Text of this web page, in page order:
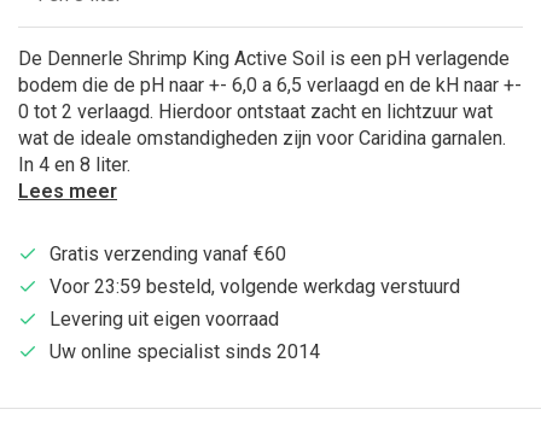
De Dennerle Shrimp King Active Soil is een pH verlagende
bodem die de pH naar +- 6,0 a 6,5 verlaagd en de kH naar +-
0 tot 2 verlaagd. Hierdoor ontstaat zacht en lichtzuur wat
wat de ideale omstandigheden zijn voor Caridina garnalen.
In 4 en 8 liter.
Lees meer
Gratis verzending vanaf €60
Voor 23:59 besteld, volgende werkdag verstuurd
Levering uit eigen voorraad
Uw online specialist sinds 2014